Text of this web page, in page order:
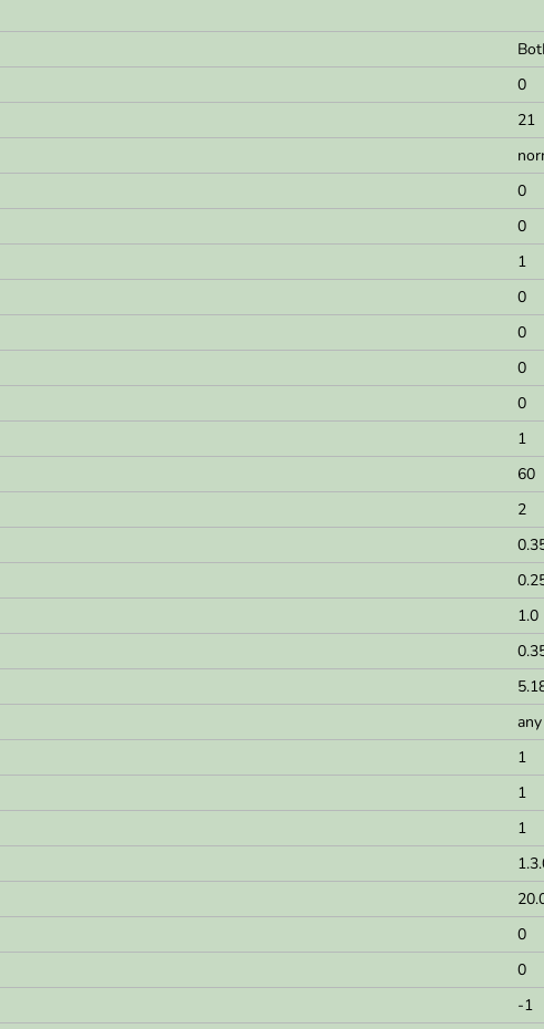
0
21
0
0
1
0
0
0
0
1
60
2
1.0
any
1
1
1
0
0
-1